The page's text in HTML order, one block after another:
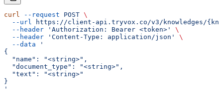
curl --request POST \
  --url
https://client-api.tryvox.co/v3/knowledges/
  --header
'Authorization: Bearer <token>'
\
  --header
'Content-Type: application/json'
\
  --data
'
{
  "name": "<string>",
  "document_type": "<string>",
  "text": "<string>"
}
'